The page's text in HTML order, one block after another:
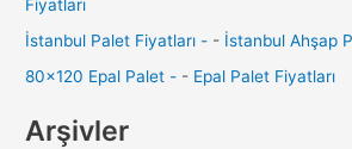
Fiyatları
İstanbul Palet Fiyatları - - İstanbul Ahşap
80x120 Epal Palet - - Epal Palet Fiyatları
Arşivler